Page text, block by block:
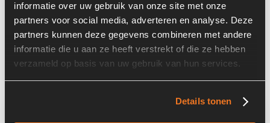
informatie over uw gebruik van onze site met onze
partners voor social media, adverteren en analyse. Deze
partners kunnen deze gegevens combineren met andere
informatie die u aan ze heeft verstrekt of die ze hebben
verzameld op basis van uw gebruik van hun services.
Details tonen
Serienummer:
BS 04 14 C1
Past op de volgende machines:
Ahlmann AS 900
Nederland